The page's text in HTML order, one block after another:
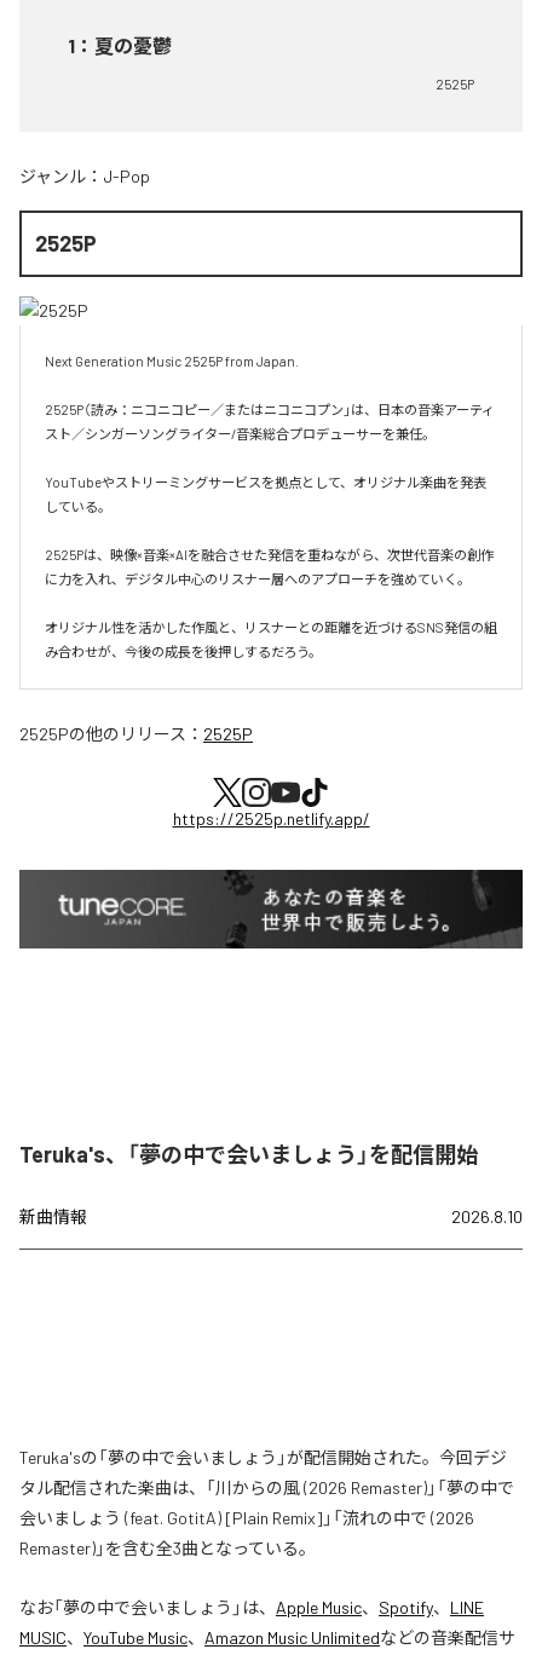
1 ： 夏の憂鬱
2525P
ジャンル： J-Pop
2525P
Next Generation Music 2525P from Japan.
2525P（読み：ニコニコピー／またはニコニコプン」は、日本の音楽アーティ
スト／シンガーソングライター/音楽総合プロデューサーを兼任。
YouTubeやストリーミングサービスを拠点として、オリジナル楽曲を発表
している。
2525Pは、映像×音楽×AIを融合させた発信を重ねながら、次世代音楽の創作
に力を入れ、デジタル中心のリスナー層へのアプローチを強めていく。
オリジナル性を活かした作風と、リスナーとの距離を近づけるSNS発信の組
み合わせが、今後の成長を後押しするだろう。
2525Pの他のリリース： 2525P
https://2525p.netlify.app/
Teruka's、「夢の中で会いましょう」を配信開始
新曲情報 2026.8.10
Teruka'sの「夢の中で会いましょう」が配信開始された。今回デジ
タル配信された楽曲は、「川からの風 (2026 Remaster)」「夢の中で
会いましょう (feat. GotitA) [Plain Remix]」「流れの中で (2026
Remaster)」を含む全3曲となっている。
なお「夢の中で会いましょう 」は、 Apple Music、 Spotify、 LINE
MUSIC、 YouTube Music、 Amazon Music Unlimitedなどの音楽配信サ